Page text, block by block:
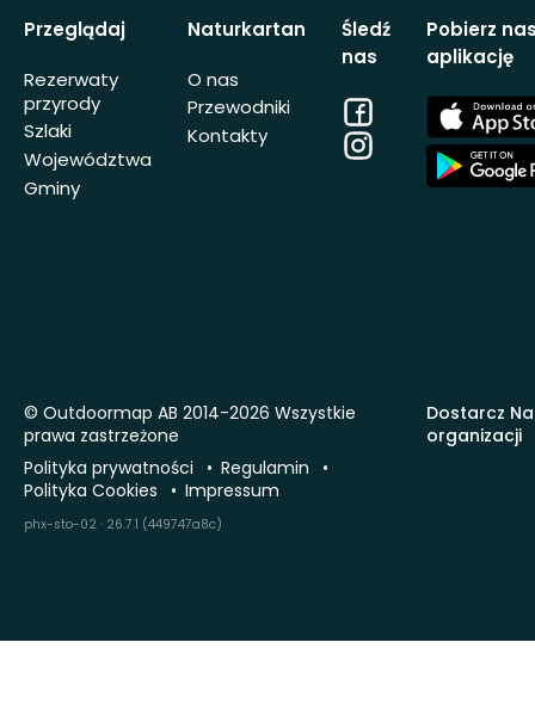
Przeglądaj
Rezerwaty
przyrody
Szlaki
Województwa
Gminy
Naturkartan
O nas
Przewodniki
Kontakty
Śledź
nas
Facebook
Instagram
Pobierz
aplikację
App
Store
App
Store
Dostarcz
organizacji
© Outdoormap AB 2014-2026 Wszystkie
prawa zastrzeżone
Polityka prywatności
Regulamin
Polityka Cookies
Impressum
phx-sto-02 · 26.7.1 (449747a8c)